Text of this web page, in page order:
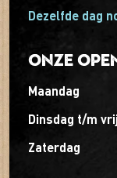
Dezelfde dag
Onze
maandag
dinsdag t/m
zaterdag